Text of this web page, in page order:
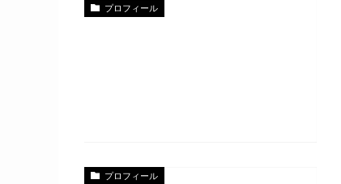
プロフィール
プロフィール